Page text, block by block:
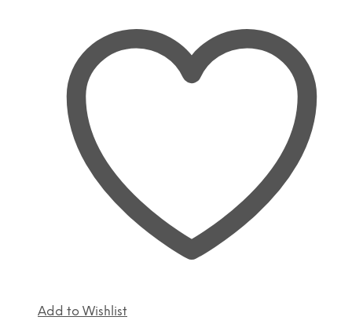
Add to Wishlist